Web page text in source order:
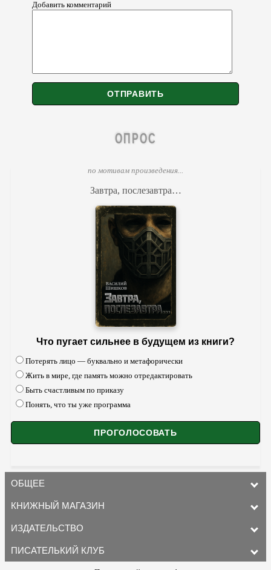
Добавить комментарий
ОПРОС
по мотивам произведения...
Завтра, послезавтра…
Что пугает сильнее в будущем из книги?
Потерять лицо — буквально и метафорически
Жить в мире, где память можно отредактировать
Быть счастливым по приказу
Понять, что ты уже программа
ОБЩЕЕ
КНИЖНЫЙ МАГАЗИН
ИЗДАТЕЛЬСТВО
ПИСАТЕЛЬКИЙ КЛУБ